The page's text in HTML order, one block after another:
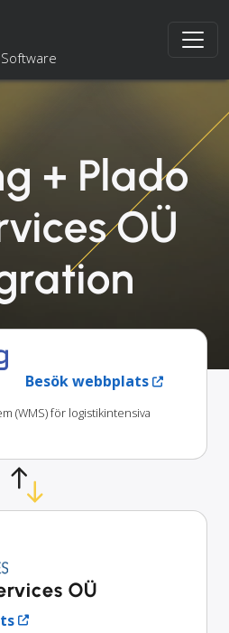
+ Plado
OÜ
Besök webbplats
(WMS) för logistikintensiva
OÜ